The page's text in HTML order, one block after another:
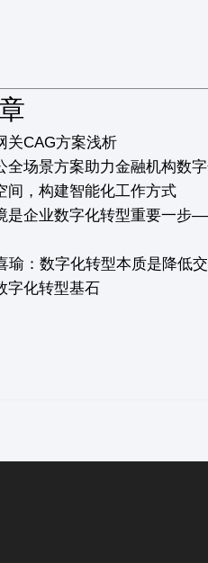
关CAG方案浅析
全场景方案助力金融机构数
间，构建智能化工作方式
是企业数字化转型重要一步
瑜：数字化转型本质是降低
字化转型基石